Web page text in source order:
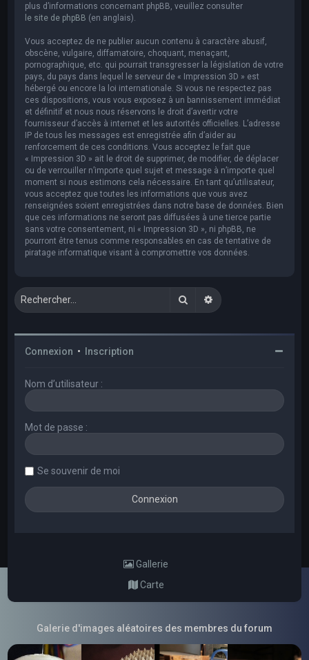
plus d’informations concernant phpBB, veuillez consulter
le site de phpBB (en anglais).
Vous acceptez de ne publier aucun contenu à caractère abusif,
obscène, vulgaire, diffamatoire, choquant, menaçant,
pornographique, etc. qui pourrait transgresser la législation de votre
pays, du pays dans lequel le serveur de « Impression 3D » est
hébergé ou encore la loi internationale. Si vous ne respectez pas
ces dispositions, vous vous exposez à un bannissement immédiat
et définitif et nous nous réservons le droit d’avertir votre
fournisseur d’accès à internet et les autorités officielles. L’adresse
IP de tous les messages est enregistrée afin d’aider au
renforcement de ces conditions. Vous acceptez le fait que
« Impression 3D » ait le droit de supprimer, de modifier, de déplacer
ou de verrouiller n’importe quel sujet et message à n’importe quel
moment si nous estimons cela nécessaire. En tant qu’utilisateur,
vous acceptez que toutes les informations que vous avez
renseignées soient enregistrées dans notre base de données. Bien
que ces informations ne seront pas diffusées à une tierce partie
sans votre consentement, ni « Impression 3D », ni phpBB, ne
pourront être tenus comme responsables en cas de tentative de
piratage informatique visant à compromettre vos données.
RechercherRecherche avancée
Connexion • Inscription
Nom d’utilisateur :
Mot de passe :
Se souvenir de moi
Gallerie
Carte
Galerie d'images aléatoires des membres du forum